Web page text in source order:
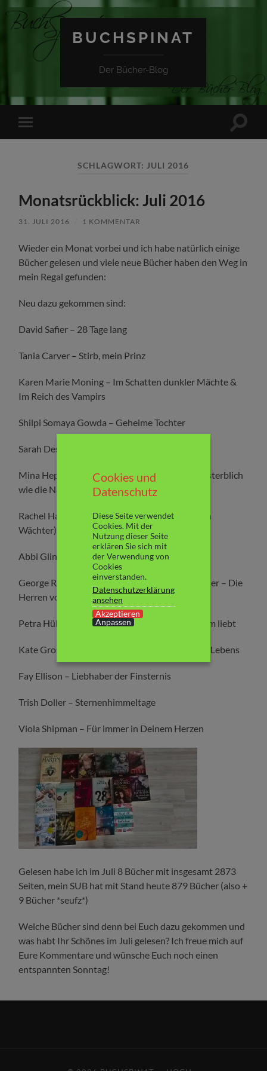
BUCHSPINAT
Der Bücher-Blog
Mobile-
Menü
SCHLAGWORT: JULI 2016
Monatsrückblick: Juli 2016
31. JULI 2016 1 KOMMENTAR
Wieder ein Monat vorbei und ich habe natürlich einige
Bücher gelesen und viele neue Bücher haben den Weg in
mein Regal gefunden:
Neu dazu gekommen sind:
David Safier – 28 Tage lang
Tania Carver – Stirb, mein Prinz
Karen Marie Moning – Im Schatten dunkler Mächte &
Im Reich des Vampirs
Shilpi Somaya Gowda – Geheime Tochter
Sarah Dessen – The Moon and more
Mina Hepsen – Unsterblich wie die Liebe & Unsterblich
wie die Nacht & Unsterblich wie ein Kuss
Rachel Hawthorne – Süsser Mond (Die dunklen
Wächter)
Abbi Glines – Ganz nah
George R.R. Martine – Das Lied von Eis und Feuer – Die
Herren von Winterfell
Petra Hülsmann – Glück ist, wenn man trotzdem liebt
Kate Gross – Der Zauber meines viel zu kurzen Lebens
Fay Ellison – Liebhaber der Finsternis
Trish Doller – Sternenhimmeltage
Viola Shipman – Für immer in Deinem Herzen
Gelesen habe ich im Juli 8 Bücher mit insgesamt 2873
Seiten, mein SUB hat mit Stand heute 879 Bücher (also +
9 Bücher *seufz*)
Welche Bücher sind denn bei Euch dazu gekommen und
was habt Ihr Schönes im Juli gelesen? Ich freue mich auf
Eure Kommentare und wünsche Euch noch einen
entspannten Sonntag!
Cookies und
Datenschutz
Diese Seite verwendet
Cookies. Mit der
Nutzung dieser Seite
erklären Sie sich mit
der Verwendung von
Cookies
einverstanden.
Datenschutzerklärung
ansehen
Akzeptieren
Anpassen